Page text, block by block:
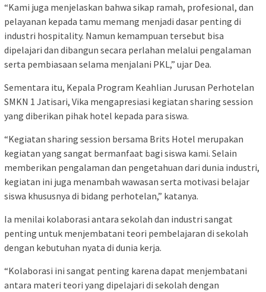
“Kami juga menjelaskan bahwa sikap ramah, profesional, dan
pelayanan kepada tamu memang menjadi dasar penting di
industri hospitality. Namun kemampuan tersebut bisa
dipelajari dan dibangun secara perlahan melalui pengalaman
serta pembiasaan selama menjalani PKL,” ujar Dea.
Sementara itu, Kepala Program Keahlian Jurusan Perhotelan
SMKN 1 Jatisari, Vika mengapresiasi kegiatan sharing session
yang diberikan pihak hotel kepada para siswa.
“Kegiatan sharing session bersama Brits Hotel merupakan
kegiatan yang sangat bermanfaat bagi siswa kami. Selain
memberikan pengalaman dan pengetahuan dari dunia industri,
kegiatan ini juga menambah wawasan serta motivasi belajar
siswa khususnya di bidang perhotelan,” katanya.
Ia menilai kolaborasi antara sekolah dan industri sangat
penting untuk menjembatani teori pembelajaran di sekolah
dengan kebutuhan nyata di dunia kerja.
“Kolaborasi ini sangat penting karena dapat menjembatani
antara materi teori yang dipelajari di sekolah dengan